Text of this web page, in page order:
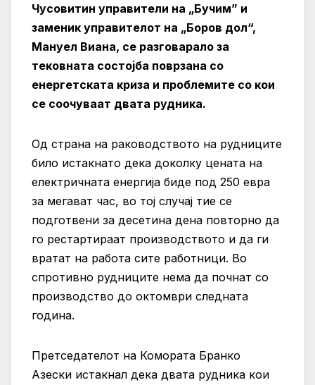
Чусовитин управители на „Бучим” и
заменик управителот на „Боров дол“,
Мануел Виана, се разговарало за
тековната состојба поврзана со
енергетската криза и проблемите со кои
се соочуваат двата рудника.
Од страна на раководството на рудниците
било истакнато дека доколку цената на
електричната енергија биде под 250 евра
за мегават час, во тој случај тие се
подготвени за десетина дена повторно да
го рестартираат производството и да ги
вратат на работа сите работници. Во
спротивно рудниците нема да почнат со
производство до октомври следната
година.
Претседателот на Комората Бранко
Азески истакнал дека двата рудника кои